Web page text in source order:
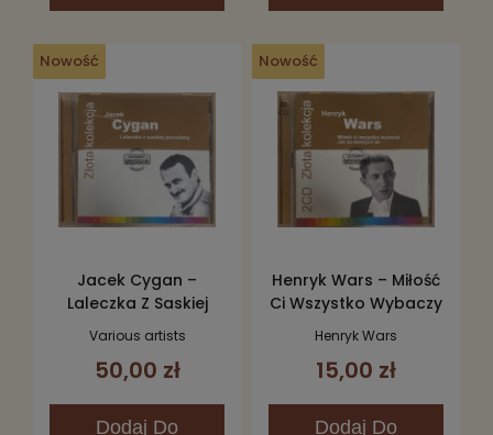
Nowość
Jacek Cygan –
Laleczka Z Saskiej
Porcelany CD
Various artists
50,00 zł
Dodaj Do
Nowość
Henryk Wars – Miłość
Ci Wszystko Wybaczy
/ Jak Za Dawnych Lat
2CD
Henryk Wars
15,00 zł
Dodaj Do